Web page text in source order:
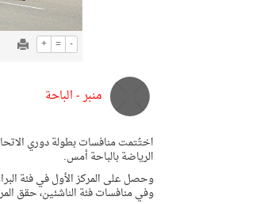
+ = -
منبر - الباحة
الرياضة بالباحة أمس.
وحصل على المركز الأول في فئة
وفي منافسات فئة الناشئين، حقق